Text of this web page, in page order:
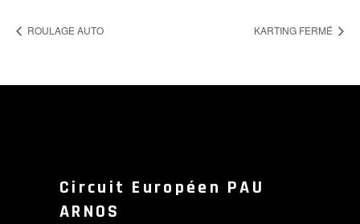
ROULAGE AUTO KARTING FERMÉ
Circuit Européen PAU
ARNOS